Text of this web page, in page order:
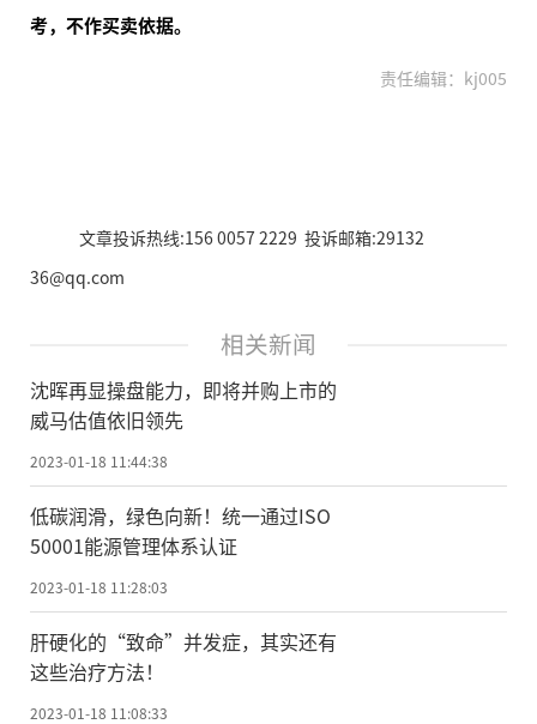
考，不作买卖依据。
责任编辑：kj005
文章投诉热线:156 0057 2229 投诉邮箱:29132
36@qq.com
相关新闻
沈晖再显操盘能力，即将并购上市的
威马估值依旧领先
2023-01-18 11:44:38
低碳润滑，绿色向新！统一通过ISO
50001能源管理体系认证
2023-01-18 11:28:03
肝硬化的“致命”并发症，其实还有
这些治疗方法！
2023-01-18 11:08:33